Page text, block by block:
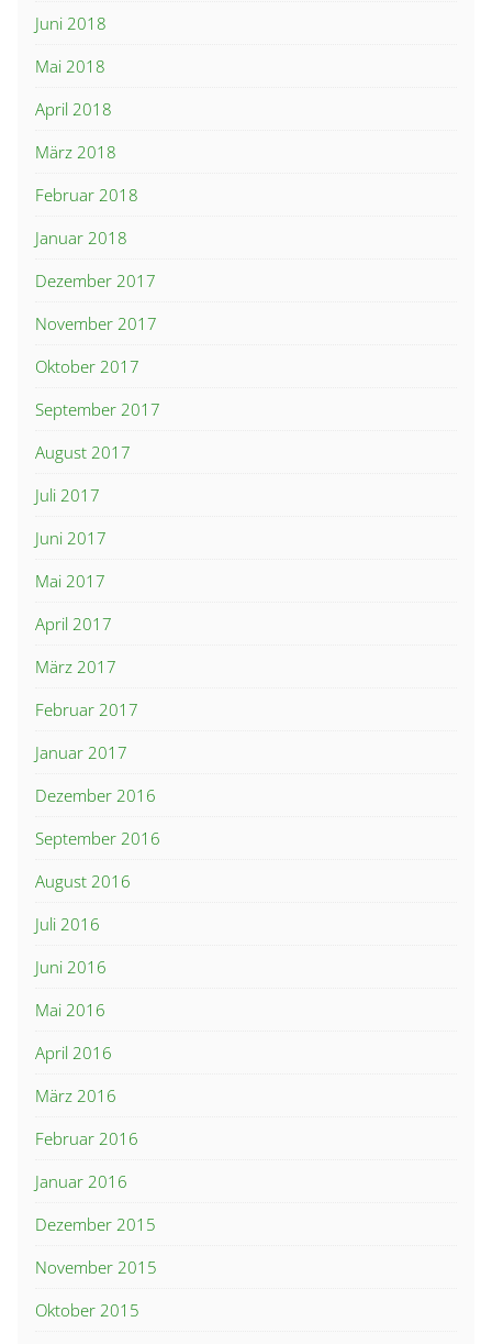
Juni 2018
Mai 2018
April 2018
März 2018
Februar 2018
Januar 2018
Dezember 2017
November 2017
Oktober 2017
September 2017
August 2017
Juli 2017
Juni 2017
Mai 2017
April 2017
März 2017
Februar 2017
Januar 2017
Dezember 2016
September 2016
August 2016
Juli 2016
Juni 2016
Mai 2016
April 2016
März 2016
Februar 2016
Januar 2016
Dezember 2015
November 2015
Oktober 2015